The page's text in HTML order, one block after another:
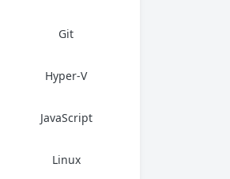
Git
Hyper-V
JavaScript
Linux